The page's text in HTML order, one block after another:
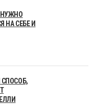
НА СЕБЕ И